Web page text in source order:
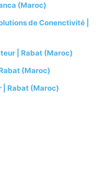
(Maroc)
de Conenctivité |
| Rabat (Maroc)
(Maroc)
| Rabat (Maroc)